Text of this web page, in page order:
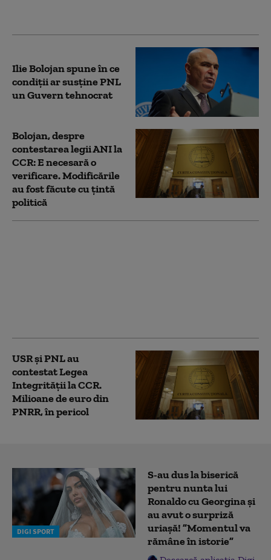
Ilie Bolojan spune în ce
condiții ar susține PNL
un Guvern tehnocrat
Bolojan, despre
contestarea legii ANI la
CCR: E necesară o
verificare. Modificările
au fost făcute cu țintă
politică
USR și PNL au
contestat Legea
Integrității la CCR.
Milioane de euro din
PNRR, în pericol
DIGI SPORT
S-au dus la biserică
pentru nunta lui
Ronaldo cu Georgina și
au avut o surpriză
uriașă! ”Momentul va
rămâne în istorie”